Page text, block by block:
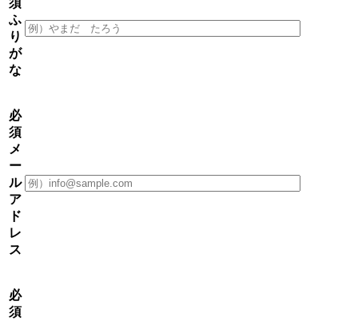
須
ふ
り
が
な
必
須
メ
ー
ル
ア
ド
レ
ス
必
須